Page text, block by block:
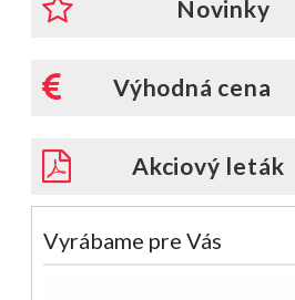
Novinky
Výhodná cena
Akciový leták
Vyrábame pre Vás